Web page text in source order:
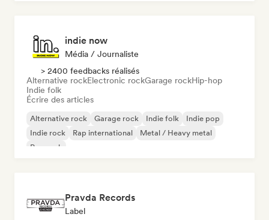
indie now
Média / Journaliste
> 2400 feedbacks réalisés
Alternative rockElectronic rockGarage rockHip-hop
Indie folk
Écrire des articles
Alternative rock Garage rock Indie folk
Indie pop
Indie rock
Rap international
Metal / Heavy metal
Pop rock
Pravda Records
Label